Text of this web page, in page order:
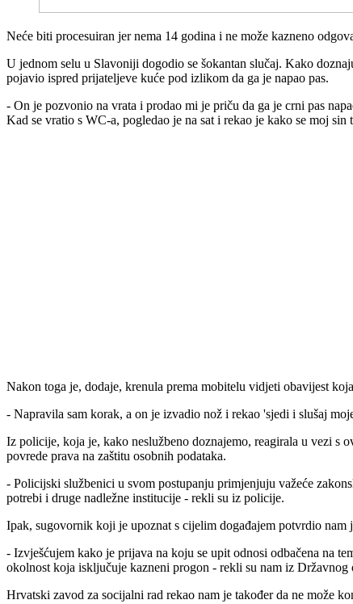
Neće biti procesuiran jer nema 14 godina i ne može kazneno
U jednom selu u Slavoniji dogodio se šokantan slučaj. Kako
pojavio ispred prijateljeve kuće pod izlikom da ga je napao pas.
- On je pozvonio na vrata i prodao mi je priču da ga je crni pas
Kad se vratio s WC-a, pogledao je na sat i rekao je kako se moj
Nakon toga je, dodaje, krenula prema mobitelu vidjeti obavijest
- Napravila sam korak, a on je izvadio nož i rekao 'sjedi i slušaj
Iz policije, koja je, kako neslužbeno doznajemo, reagirala u vezi s
povrede prava na zaštitu osobnih podataka.
- Policijski službenici u svom postupanju primjenjuju važeće
potrebi i druge nadležne institucije - rekli su iz policije.
Ipak, sugovornik koji je upoznat s cijelim događajem potvrdio
- Izvješćujem kako je prijava na koju se upit odnosi odbačena na
okolnost koja isključuje kazneni progon - rekli su nam iz Državnog
Hrvatski zavod za socijalni rad rekao nam je također da ne može